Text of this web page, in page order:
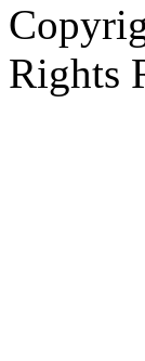
Rights